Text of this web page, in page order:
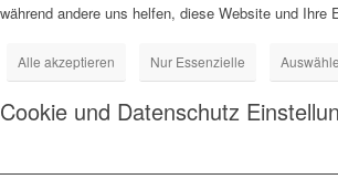
während andere uns helfen, diese Website und Ihre
Alle akzeptieren Nur Essenzielle
Cookie und Datenschutz